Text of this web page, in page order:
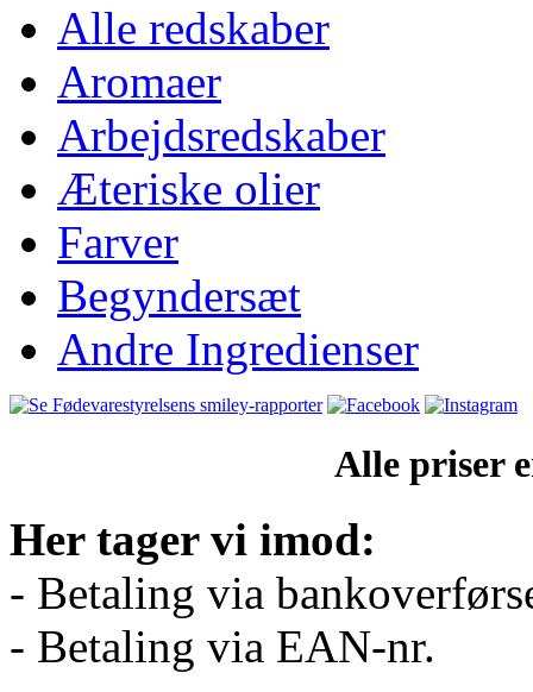
Alle redskaber
Aromaer
Arbejdsredskaber
Æteriske olier
Farver
Begyndersæt
Andre Ingredienser
Alle priser
Her tager vi imod:
- Betaling via
- Betaling via EAN-nr.